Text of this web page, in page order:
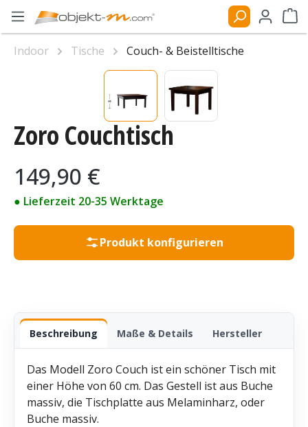
Zum Hauptinhalt springen
Zoro Couchtisch
Regulärer Preis:
149,90 €
● Lieferzeit 20-35 Werktage
Produkt konfigurieren
Beschreibung Maße & Details Hersteller
Das Modell Zoro Couch ist ein schöner Tisch mit
einer Höhe von 60 cm. Das Gestell ist aus Buche
massiv, die Tischplatte aus Melaminharz, oder
Buche massiv.
Indoor Tische
Couch- & Beistelltische
Bildergalerie überspringen